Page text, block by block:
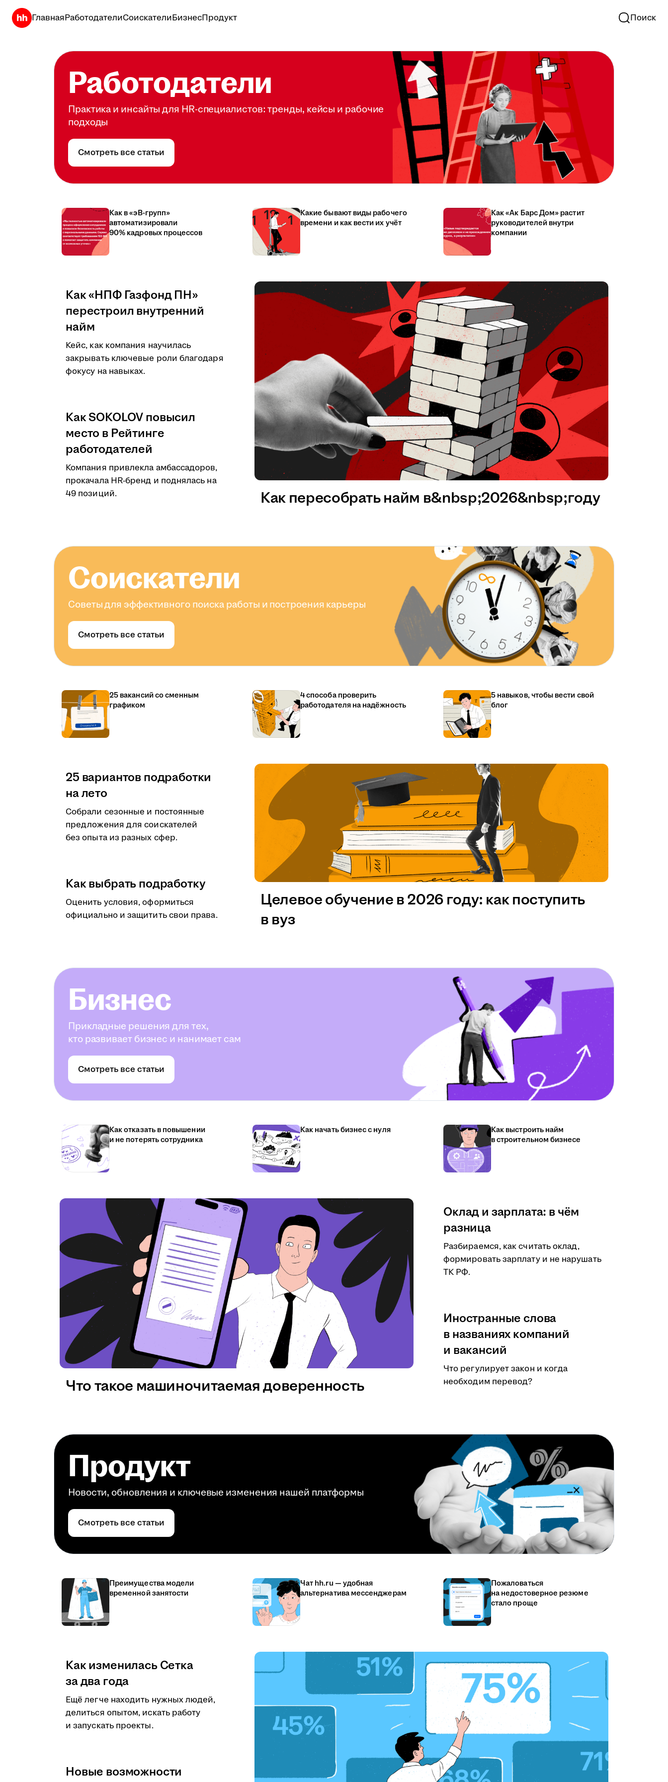
ГлавнаяРаботодателиСоискателиБизнесПродукт Поиск
Работодатели
Практика и инсайты для HR-специалистов: тренды, кейсы и рабочие
подходы
Смотреть все статьи
Как в «эВ-групп»
автоматизировали
90% кадровых процессов
Какие бывают виды рабочего
времени и как вести их учёт
Как «Ак Барс Дом» растит
руководителей внутри
компании
Как «НПФ Газфонд ПН»
перестроил внутренний
найм
Кейс, как компания научилась
закрывать ключевые роли благодаря
фокусу на навыках.
Как SOKOLOV повысил
место в Рейтинге
работодателей
Компания привлекла амбассадоров,
прокачала HR-бренд и поднялась на
49 позиций.
Как пересобрать найм в&nbsp;2026&nbsp;году
Соискатели
Советы для эффективного поиска работы и построения карьеры
Смотреть все статьи
25 вакансий со сменным
графиком
4 способа проверить
работодателя на надёжность
5 навыков, чтобы вести свой
блог
25 вариантов подработки
на лето
Собрали сезонные и постоянные
предложения для соискателей
без опыта из разных сфер.
Как выбрать подработку
Оценить условия, оформиться
официально и защитить свои права.
Целевое обучение в 2026 году: как поступить
в вуз
Бизнес
Прикладные решения для тех,
кто развивает бизнес и нанимает сам
Смотреть все статьи
Как отказать в повышении
и не потерять сотрудника
Как начать бизнес с нуля
Как выстроить найм
в строительном бизнесе
Оклад и зарплата: в чём
разница
Разбираемся, как считать оклад,
формировать зарплату и не нарушать
ТК РФ.
Иностранные слова
в названиях компаний
и вакансий
Что регулирует закон и когда
необходим перевод?
Что такое машиночитаемая доверенность
Продукт
Новости, обновления и ключевые изменения нашей платформы
Смотреть все статьи
Преимущества модели
временной занятости
Чат hh.ru — удобная
альтернатива мессенджерам
Пожаловаться
на недостоверное резюме
стало проще
Как изменилась Сетка
за два года
Ещё легче находить нужных людей,
делиться опытом, искать работу
и запускать проекты.
Новые возможности